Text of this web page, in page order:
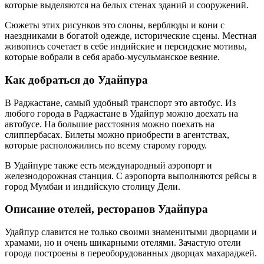
которые выделяются на белых стенах зданий и сооружений.
Сюжеты этих рисунков это слоны, верблюды и кони с
наездниками в богатой одежде, исторические сцены. Местная
живопись сочетает в себе индийские и персидские мотивы,
которые вобрали в себя арабо-мусульманское веяние.
Как добраться до Удайпура
В Раджастане, самый удобный транспорт это автобус. Из
любого города в Раджастане в Удайпур можно доехать на
автобусе. На большие расстояния можно поехать на
слиппербасах. Билеты можно приобрести в агентствах,
которые расположились по всему старому городу.
В Удайпуре также есть международный аэропорт и
железнодорожная станция. С аэропорта выполняются рейсы в
город Мумбаи и индийскую столицу Дели.
Описание отелей, ресторанов Удайпура
Удайпур славится не только своими знаменитыми дворцами и
храмами, но и очень шикарными отелями. Зачастую отели
города построены в переоборудованных дворцах махараджей.